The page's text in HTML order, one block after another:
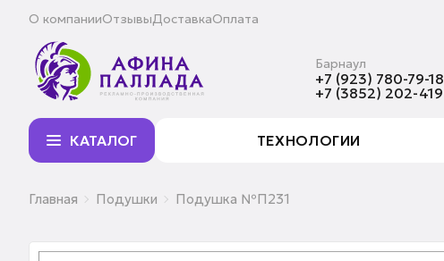
О компанииОтзывыДоставкаОплата
Барнаул
+7 (923) 780-79-18
+7 (3852) 202-419
КАТАЛОГ ТЕХНОЛОГИИ
Главная Подушки Подушка №П231